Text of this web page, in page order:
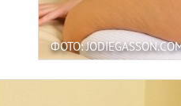
ФОТО: